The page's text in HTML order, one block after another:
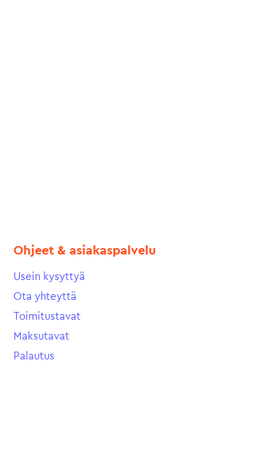
Ohjeet & asiakaspalvelu
Usein kysyttyä
Ota yhteyttä
Toimitustavat
Maksutavat
Palautus